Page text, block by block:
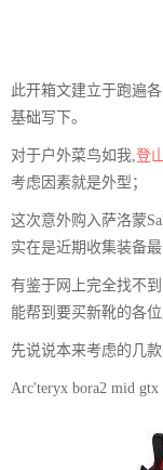
此开箱文建立于跑遍
基础写下。
对于户外菜鸟如我, 登
考虑因素就是外型；
这次意外购入萨洛蒙
实在是近期收集装备
有鉴于网上完全找不
能帮到要买新靴的各位
先说说本来考虑的几
Arc'teryx bora2 mid gtx